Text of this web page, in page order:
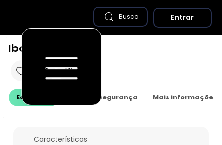
Características
Economia Saúde e Segurança Mais informações
Ibotirama - BA
Busca Entrar